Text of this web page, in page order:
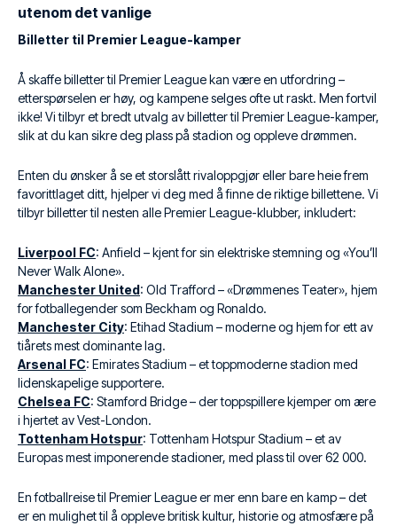
utenom det vanlige
Billetter til Premier League-kamper
Å skaffe billetter til Premier League kan være en utfordring –
etterspørselen er høy, og kampene selges ofte ut raskt. Men fortvil
ikke! Vi tilbyr et bredt utvalg av billetter til Premier League-kamper,
slik at du kan sikre deg plass på stadion og oppleve drømmen.
Enten du ønsker å se et storslått rivaloppgjør eller bare heie frem
favorittlaget ditt, hjelper vi deg med å finne de riktige billettene. Vi
tilbyr billetter til nesten alle Premier League-klubber, inkludert:
Liverpool FC: Anfield – kjent for sin elektriske stemning og «You’ll
Never Walk Alone».
Manchester United: Old Trafford – «Drømmenes Teater», hjem
for fotballegender som Beckham og Ronaldo.
Manchester City: Etihad Stadium – moderne og hjem for ett av
tiårets mest dominante lag.
Arsenal FC: Emirates Stadium – et toppmoderne stadion med
lidenskapelige supportere.
Chelsea FC: Stamford Bridge – der toppspillere kjemper om ære
i hjertet av Vest-London.
Tottenham Hotspur: Tottenham Hotspur Stadium – et av
Europas mest imponerende stadioner, med plass til over 62 000.
En fotballreise til Premier League er mer enn bare en kamp – det
er en mulighet til å oppleve britisk kultur, historie og atmosfære på